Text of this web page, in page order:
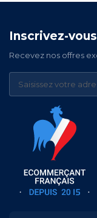
Inscrivez-
Recevez nos offres